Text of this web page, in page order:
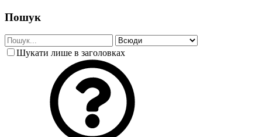
Пошук
Шукати лише в заголовках